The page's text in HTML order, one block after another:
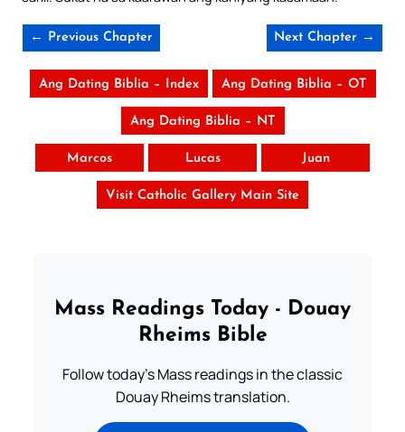
← Previous Chapter Next Chapter →
Ang Dating Biblia – Index Ang Dating Biblia – OT
Ang Dating Biblia – NT
Marcos Lucas Juan
Visit Catholic Gallery Main Site
Mass Readings Today - Douay
Rheims Bible
Follow today's Mass readings in the classic
Douay Rheims translation.